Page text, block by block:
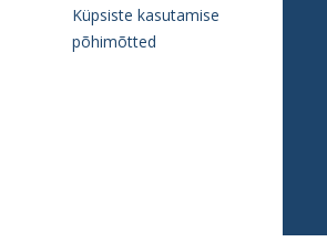
Küpsiste kasutamise
põhimõtted